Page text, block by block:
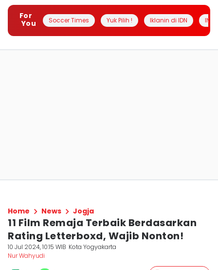
For
You
Soccer Times Yuk Pilih ! Iklanin di IDN
Home News Jogja
11 Film Remaja Terbaik Berdasarkan
Rating Letterboxd, Wajib Nonton!
10 Jul 2024, 10:15 WIB Kota Yogyakarta
Nur Wahyudi